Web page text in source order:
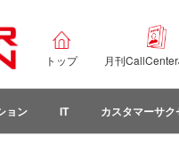
トップ 月刊
ョン IT カスタマーサク